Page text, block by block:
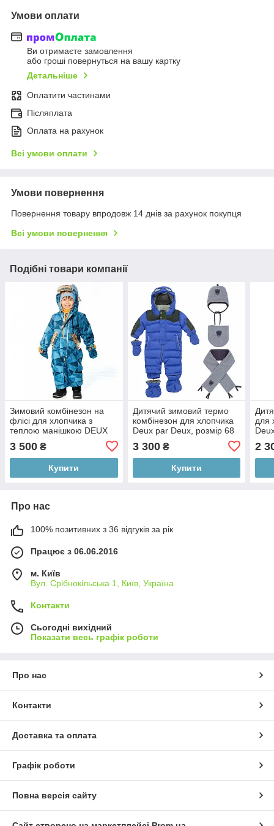
Умови оплати
Ви отримаєте замовлення
або гроші повернуться на вашу картку
Детальніше
Оплатити частинами
Післяплата
Оплата на рахунок
Всі умови оплати
Умови повернення
Повернення товару впродовж 14 днів за рахунок покупця
Всі умови повернення
Подібні товари компанії
Зимовий комбінезон на
флісі для хлопчика з
теплою манішкою DEUX
3 500 ₴
Купити
Дитячий зимовий термо
комбінезон для хлопчика
Deux par Deux, розмір 68
3 300₴
Купити
для
2
Про нас
100% позитивних з 36 відгуків за рік
Працює з 06.06.2016
м. Київ
Вул. Срібнокільська 1, Київ, Україна
Контакти
Сьогодні вихідний
Показати весь графік роботи
Про нас
Контакти
Доставка та оплата
Графік роботи
Повна версія сайту